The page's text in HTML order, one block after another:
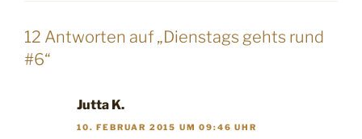
12 Antworten auf „Dienstags gehts rund
#6“
Jutta K.
10. FEBRUAR 2015 UM 09:46 UHR